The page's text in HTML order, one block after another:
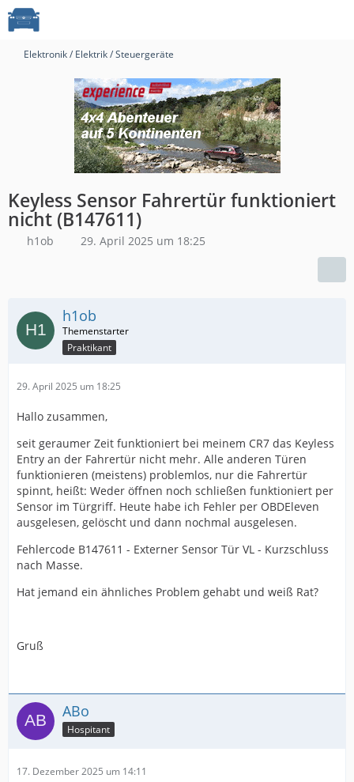
Elektronik / Elektrik / Steuergeräte
Keyless Sensor Fahrertür funktioniert
nicht (B147611)
h1ob 29. April 2025 um 18:25
h1ob
Praktikant
29. April 2025 um 18:25
Hallo zusammen,
seit geraumer Zeit funktioniert bei meinem CR7 das Keyless
Entry an der Fahrertür nicht mehr. Alle anderen Türen
funktionieren (meistens) problemlos, nur die Fahrertür
spinnt, heißt: Weder öffnen noch schließen funktioniert per
Sensor im Türgriff. Heute habe ich Fehler per OBDEleven
ausgelesen, gelöscht und dann nochmal ausgelesen.
Fehlercode B147611 - Externer Sensor Tür VL - Kurzschluss
nach Masse.
Hat jemand ein ähnliches Problem gehabt und weiß Rat?
Gruß
ABo
Hospitant
17. Dezember 2025 um 14:11